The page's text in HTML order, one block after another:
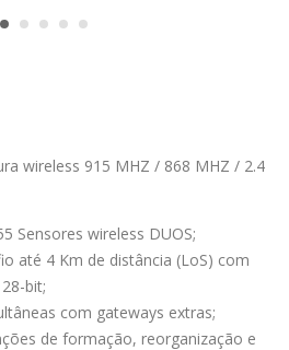
wireless 915 MHZ / 868 MHZ / 2.4
Sensores wireless DUOS;
até 4 Km de distância (LoS) com
bit;
com gateways extras;
de formação, reorganização e